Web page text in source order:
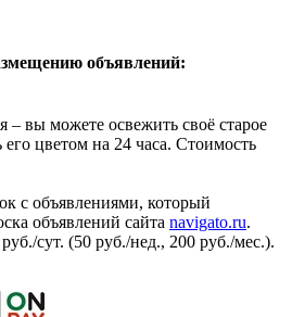
объявлений:
– вы можете освежить своё старое
цветом на 24 часа. Стоимость
с объявлениями, который
объявлений сайта navigato.ru.
сут. (50 руб./нед., 200 руб./мес.).